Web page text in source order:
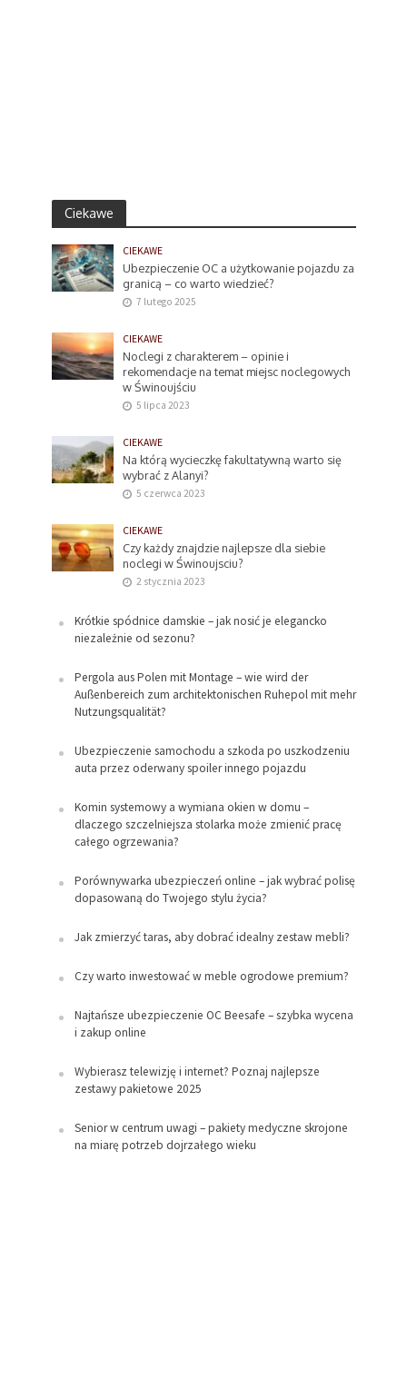
Ciekawe
CIEKAWE
Ubezpieczenie OC a użytkowanie pojazdu za
granicą – co warto wiedzieć?
7 lutego 2025
CIEKAWE
Noclegi z charakterem – opinie i
rekomendacje na temat miejsc noclegowych
w Świnoujściu
5 lipca 2023
CIEKAWE
Na którą wycieczkę fakultatywną warto się
wybrać z Alanyi?
5 czerwca 2023
CIEKAWE
Czy każdy znajdzie najlepsze dla siebie
noclegi w Świnoujsciu?
2 stycznia 2023
Krótkie spódnice damskie – jak nosić je elegancko
niezależnie od sezonu?
Pergola aus Polen mit Montage – wie wird der
Außenbereich zum architektonischen Ruhepol mit mehr
Nutzungsqualität?
Ubezpieczenie samochodu a szkoda po uszkodzeniu
auta przez oderwany spoiler innego pojazdu
Komin systemowy a wymiana okien w domu –
dlaczego szczelniejsza stolarka może zmienić pracę
całego ogrzewania?
Porównywarka ubezpieczeń online – jak wybrać polisę
dopasowaną do Twojego stylu życia?
Jak zmierzyć taras, aby dobrać idealny zestaw mebli?
Czy warto inwestować w meble ogrodowe premium?
Najtańsze ubezpieczenie OC Beesafe – szybka wycena
i zakup online
Wybierasz telewizję i internet? Poznaj najlepsze
zestawy pakietowe 2025
Senior w centrum uwagi – pakiety medyczne skrojone
na miarę potrzeb dojrzałego wieku